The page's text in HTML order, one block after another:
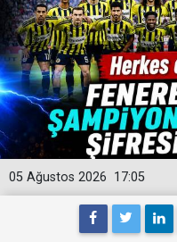
17:05
05 Ağustos 2026